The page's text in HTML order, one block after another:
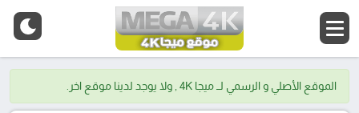
الموقع الأصلي و الرسمي لــ ميجا 4K , ولا يوجد لدينا موقع اخر.